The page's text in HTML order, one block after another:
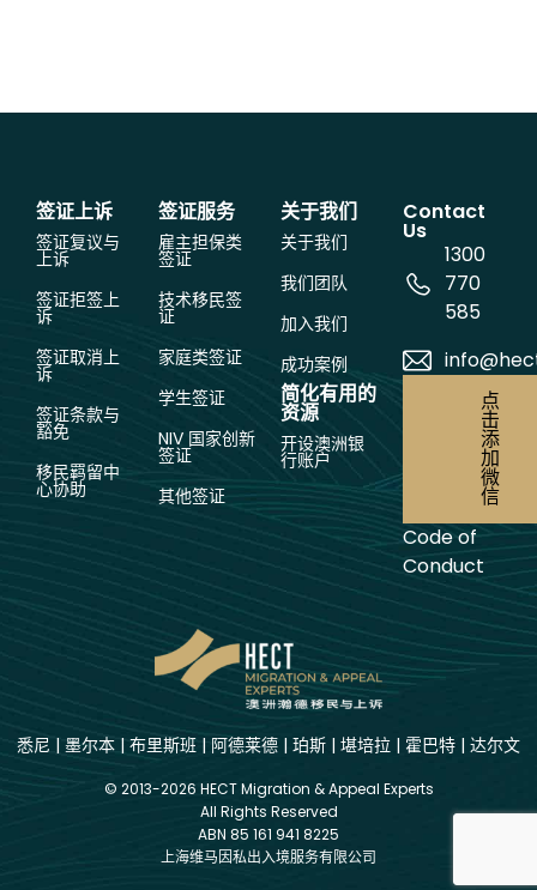
签证上诉
签证复议与
上诉
签证拒签上
诉
签证取消上
诉
签证条款与
豁免
移民羁留中
心协助
签证服务
雇主担保类
签证
技术移民签
证
家庭类签证
学生签证
NIV 国家创新
签证
其他签证
关于我们
关于我们
我们团队
加入我们
成功案例
简化有用的
资源
开设澳洲银
行账户
Contact
Us
1300
770
585
点
击
添
加
微
信
Code of
Conduct
悉尼 | 墨尔本 | 布里斯班 | 阿德莱德 | 珀斯 | 堪培拉 | 霍巴特 | 达尔文
© 2013-2026 HECT Migration & Appeal Experts
All Rights Reserved
ABN 85 161 941 8225
上海维马因私出入境服务有限公司